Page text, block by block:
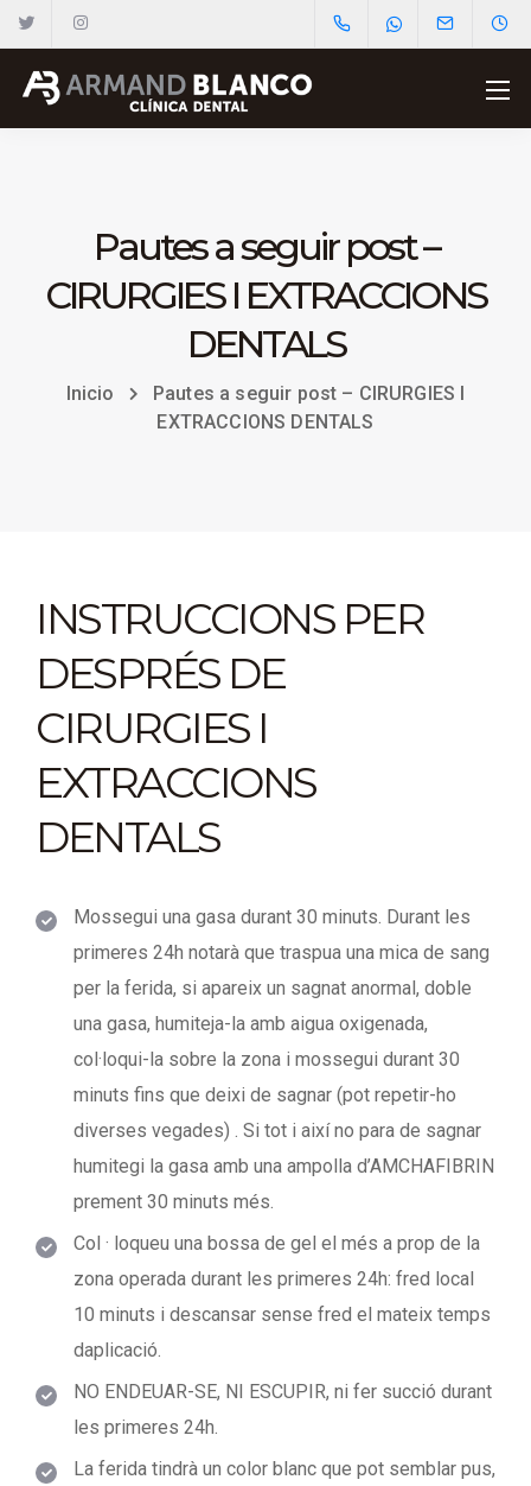
Pautes a seguir post –
CIRURGIES I EXTRACCIONS
DENTALS
Inicio
Pautes a seguir post – CIRURGIES I
EXTRACCIONS DENTALS
INSTRUCCIONS PER
DESPRÉS DE
CIRURGIES I
EXTRACCIONS
DENTALS
Mossegui una gasa durant 30 minuts. Durant les
primeres 24h notarà que traspua una mica de sang
per la ferida, si apareix un sagnat anormal, doble
una gasa, humiteja-la amb aigua oxigenada,
col·loqui-la sobre la zona i mossegui durant 30
minuts fins que deixi de sagnar (pot repetir-ho
diverses vegades) . Si tot i així no para de sagnar
humitegi la gasa amb una ampolla d’AMCHAFIBRIN
prement 30 minuts més.
Col · loqueu una bossa de gel el més a prop de la
zona operada durant les primeres 24h: fred local
10 minuts i descansar sense fred el mateix temps
daplicació.
NO ENDEUAR-SE, NI ESCUPIR, ni fer succió durant
les primeres 24h.
La ferida tindrà un color blanc que pot semblar pus,